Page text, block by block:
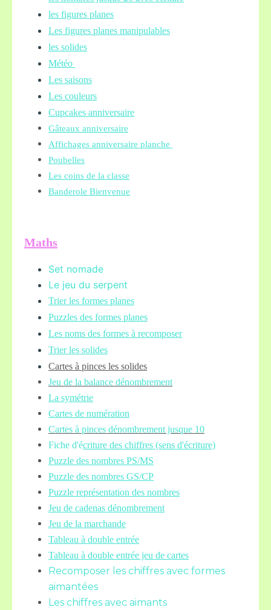
les figures planes
Les figures planes manipulables
les solides
Météo
Les saisons
Les couleurs
Cupcakes anniversaire
Gâteaux anniversaire
Affichages anniversaire planche
Poubelles
Les coins de la classe
Banderole Bienvenue
Maths
Set nomade
Le jeu du serpent
Trier les formes planes
Puzzles des formes planes
Les noms des formes à recomposer
Trier les solides
Cartes à pinces les solides
Jeu de la balance dénombrement
La symétrie
Cartes de numération
Cartes à pinces dénombrement jusque 10
Fiche d'écriture des chiffres (sens d'écriture)
Puzzle des nombres PS/MS
Puzzle des nombres GS/CP
Puzzle représentation des nombres
Jeu de cadenas dénombrement
Jeu de la marchande
Tableau à double entrée
Tableau à double entrée jeu de cartes
Recomposer les chiffres avec formes
aimantées
Les chiffres avec aimants